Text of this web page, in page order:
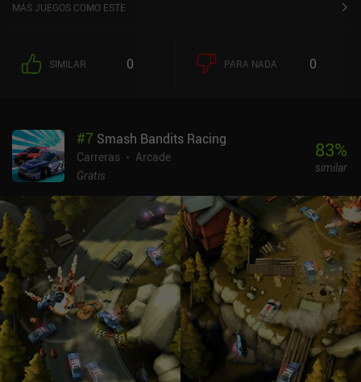
MÁS JUEGOS COMO ESTE
SIMILAR 0 PARA NADA 0
#7 Smash Bandits Racing
Carreras
Arcade
Gratis
83%
similar